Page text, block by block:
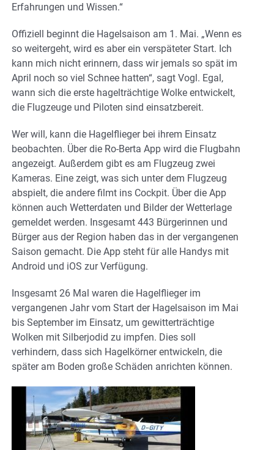
Erfahrungen und Wissen.“
Offiziell beginnt die Hagelsaison am 1. Mai. „Wenn es
so weitergeht, wird es aber ein verspäteter Start. Ich
kann mich nicht erinnern, dass wir jemals so spät im
April noch so viel Schnee hatten“, sagt Vogl. Egal,
wann sich die erste hagelträchtige Wolke entwickelt,
die Flugzeuge und Piloten sind einsatzbereit.
Wer will, kann die Hagelflieger bei ihrem Einsatz
beobachten. Über die Ro-Berta App wird die Flugbahn
angezeigt. Außerdem gibt es am Flugzeug zwei
Kameras. Eine zeigt, was sich unter dem Flugzeug
abspielt, die andere filmt ins Cockpit. Über die App
können auch Wetterdaten und Bilder der Wetterlage
gemeldet werden. Insgesamt 443 Bürgerinnen und
Bürger aus der Region haben das in der vergangenen
Saison gemacht. Die App steht für alle Handys mit
Android und iOS zur Verfügung.
Insgesamt 26 Mal waren die Hagelflieger im
vergangenen Jahr vom Start der Hagelsaison im Mai
bis September im Einsatz, um gewitterträchtige
Wolken mit Silberjodid zu impfen. Dies soll
verhindern, dass sich Hagelkörner entwickeln, die
später am Boden große Schäden anrichten können.